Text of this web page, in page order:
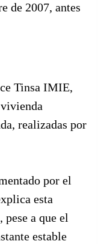
de 2007, antes
Tinsa IMIE,
realizadas por
por el
esta
a que el
estable